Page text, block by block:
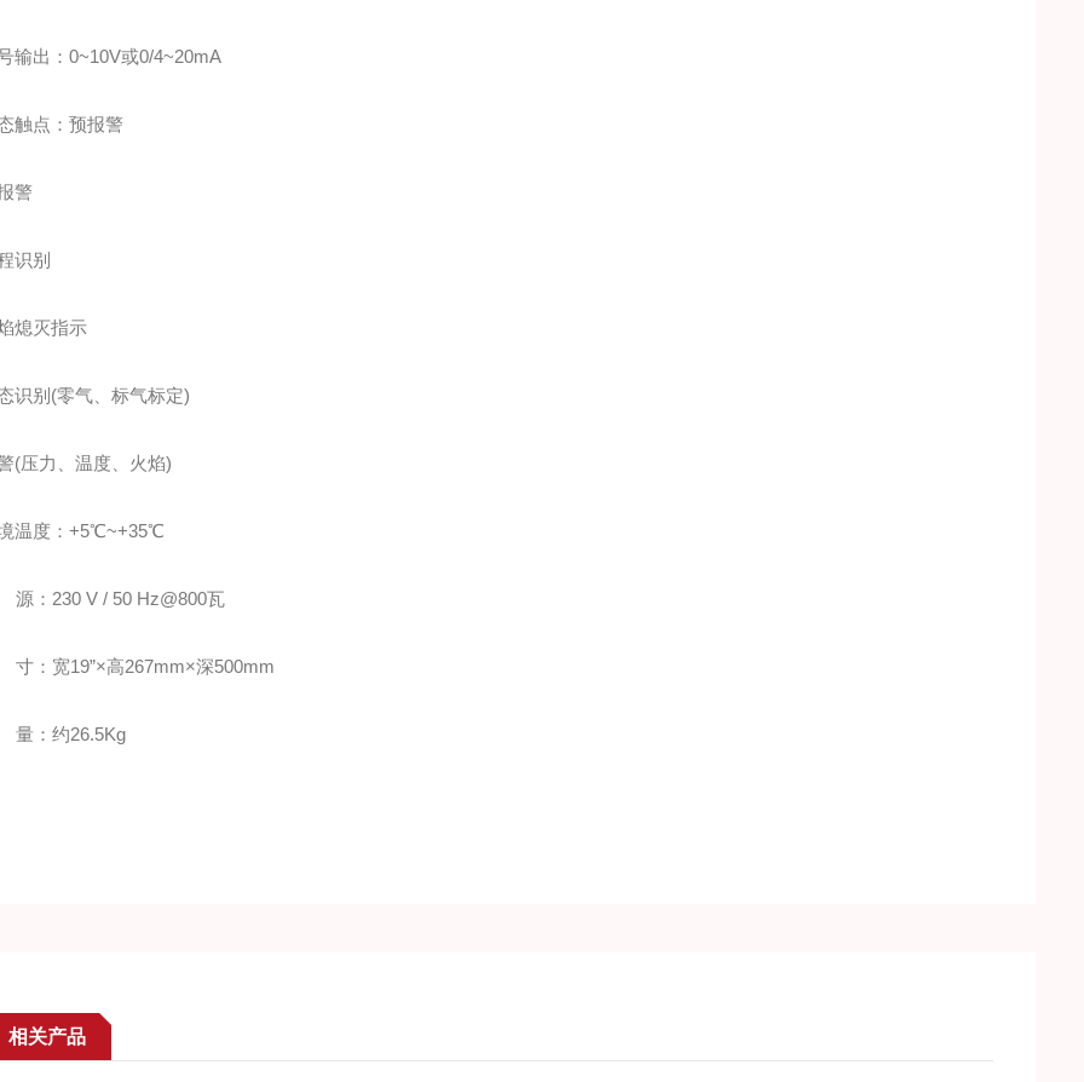
出：0~10V或0/4~20mA
点：预报警
警
别
灭指示
别(零气、标气标定)
力、温度、火焰)
度：+5℃~+35℃
230 V / 50 Hz@800瓦
宽19”×高267mm×深500mm
：约26.5Kg
相关产品